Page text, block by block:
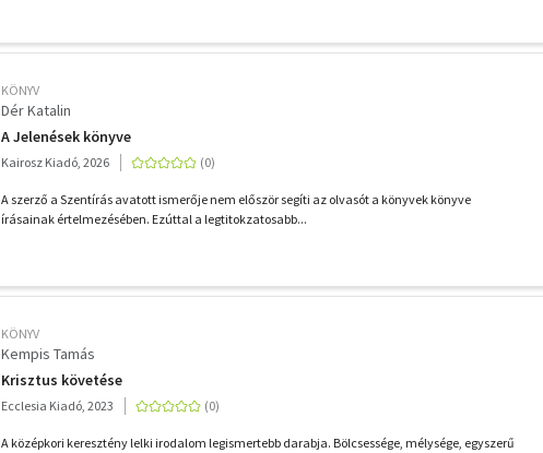
KÖNYV
Dér Katalin
A Jelenések könyve
Kairosz Kiadó, 2026
A szerző a Szentírás avatott ismerője nem először segíti az olvasót a könyvek könyve
írásainak értelmezésében. Ezúttal a legtitokzatosabb...
KÖNYV
Kempis Tamás
Krisztus követése
Ecclesia Kiadó, 2023
A középkori keresztény lelki irodalom legismertebb darabja. Bölcsessége, mélysége, egyszerű